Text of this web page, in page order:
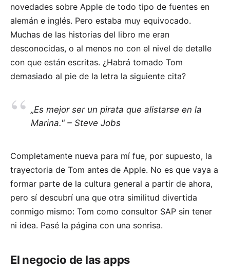
novedades sobre Apple de todo tipo de fuentes en
alemán e inglés. Pero estaba muy equivocado.
Muchas de las historias del libro me eran
desconocidas, o al menos no con el nivel de detalle
con que están escritas. ¿Habrá tomado Tom
demasiado al pie de la letra la siguiente cita?
„Es mejor ser un pirata que alistarse en la
Marina." – Steve Jobs
Completamente nueva para mí fue, por supuesto, la
trayectoria de Tom antes de Apple. No es que vaya a
formar parte de la cultura general a partir de ahora,
pero sí descubrí una que otra similitud divertida
conmigo mismo: Tom como consultor SAP sin tener
ni idea. Pasé la página con una sonrisa.
El negocio de las apps